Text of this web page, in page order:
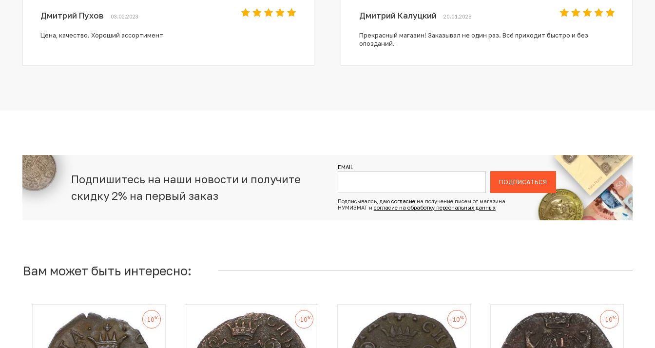
Дмитрий Пухов 03.02.2023
Цена, качество. Хороший ассортимент
Дмитрий Калуцкий 20.01.2025
Прекрасный магазин! Заказывал не один раз. Всё приходит быстро и без
опозданий.
Подпишитесь на наши новости и получите
скидку 2% на первый заказ
EMAIL
ПОДПИСАТЬСЯ
Подписываясь, даю согласиена получение писем от магазина
НУМИЗМАТ и согласие на обработку персональных данных
Вам может быть интересно:
-10% -10% -10% -10%